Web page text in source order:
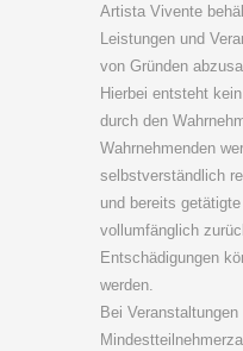
Artista Vivente
Leistungen und
von Gründen
Hierbei entsteht
durch den
Wahrnehmenden
selbstverständlich
und bereits
vollumfänglich
Entschädigungen
werden.
Bei